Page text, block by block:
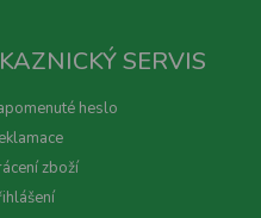
SERVIS
heslo
zboží